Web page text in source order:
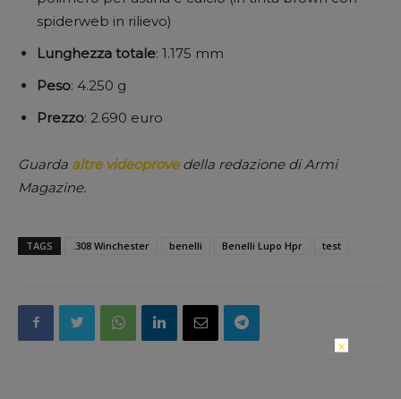
spiderweb in rilievo)
Lunghezza totale: 1.175 mm
Peso: 4.250 g
Prezzo: 2.690 euro
Guarda altre videoprovedella redazione di Armi
Magazine.
TAGS .308 Winchester benelli Benelli Lupo Hpr test
×